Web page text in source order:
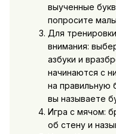
выученные
попросите
Для
внимания:
азбуки и
начинаются с
на правильную
вы называете
Игра с мячом:
об стену и